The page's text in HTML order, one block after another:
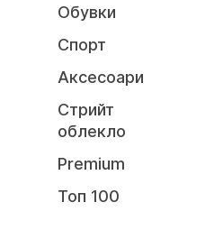
Обувки
Спорт
Аксесоари
Стрийт
облекло
Premium
Топ 100